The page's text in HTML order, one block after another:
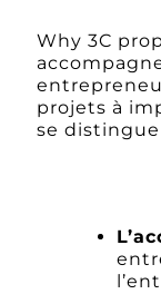
Why 3C
projets à
se distingue